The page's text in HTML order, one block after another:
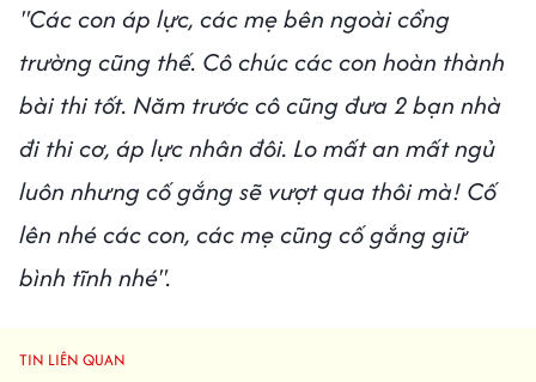
"Các con áp lực, các mẹ bên ngoài cổng
trường cũng thế. Cô chúc các con hoàn thành
bài thi tốt. Năm trước cô cũng đưa 2 bạn nhà
đi thi cơ, áp lực nhân đôi. Lo mất an mất ngủ
luôn nhưng cố gắng sẽ vượt qua thôi mà! Cố
lên nhé các con, các mẹ cũng cố gắng giữ
bình tĩnh nhé".
TIN LIÊN QUAN